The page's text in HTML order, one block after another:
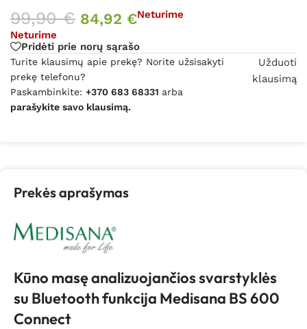
99,90€ 84,92 €Neturime
Neturime
Pridėti prie norų sąrašo
Turite klausimų apie prekę? Norite užsisakyti
prekę telefonu?
Paskambinkite: +370 683 68331 arba
parašykite savo klausimą.
Užduoti
klausimą
Prekės aprašymas
Kūno masę analizuojančios svarstyklės
su Bluetooth funkcija Medisana BS 600
Connect